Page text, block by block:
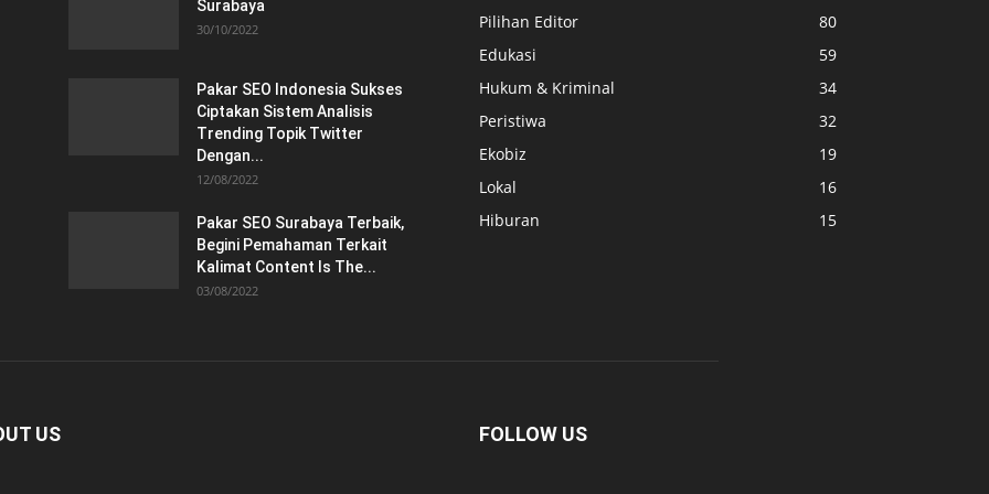
Surabaya
30/10/2022
Pakar SEO Indonesia Sukses
Ciptakan Sistem Analisis
Trending Topik Twitter
Dengan...
12/08/2022
Pakar SEO Surabaya Terbaik,
Begini Pemahaman Terkait
Kalimat Content Is The...
03/08/2022
Pilihan Editor
80
Edukasi
59
Hukum & Kriminal
34
Peristiwa
32
Ekobiz
19
Lokal
16
Hiburan
15
US FOLLOW US